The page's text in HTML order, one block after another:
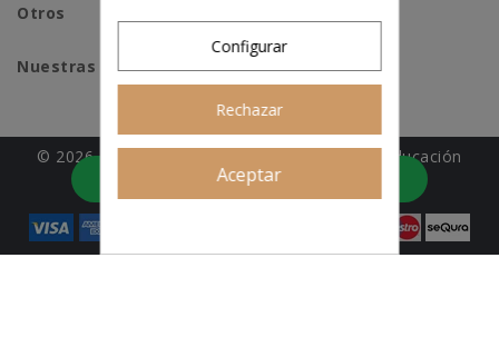
Otros
Nuestras tiendas
© 2026 - Patitas&co, Alimentación natural y educación
amable
Asesoramiento personalizado
Configurar
Rechazar
Aceptar